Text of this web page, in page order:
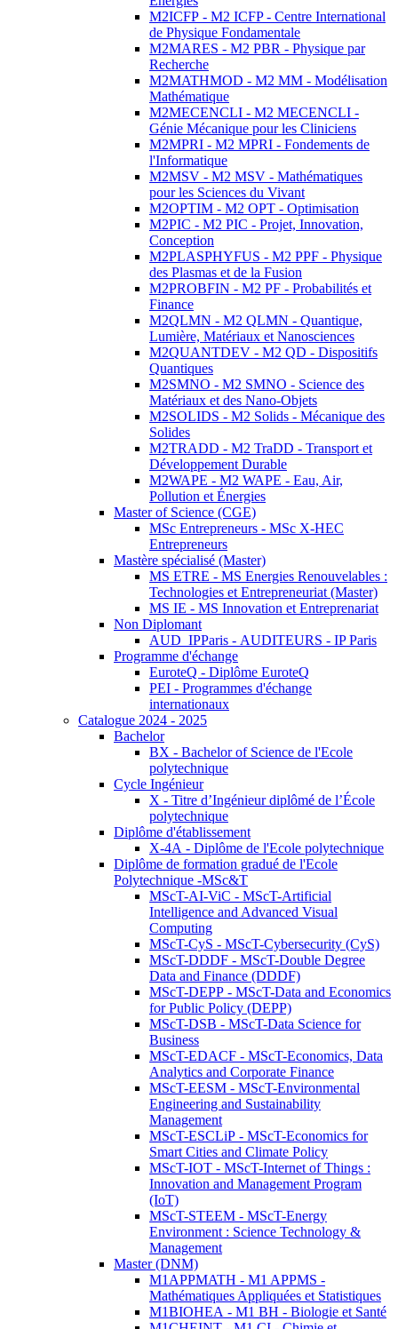
M2ICFP - M2 ICFP - Centre International
de Physique Fondamentale
M2MARES - M2 PBR - Physique par
Recherche
M2MATHMOD - M2 MM - Modélisation
Mathématique
M2MECENCLI - M2 MECENCLI -
Génie Mécanique pour les Cliniciens
M2MPRI - M2 MPRI - Fondements de
l'Informatique
M2MSV - M2 MSV - Mathématiques
pour les Sciences du Vivant
M2OPTIM - M2 OPT - Optimisation
M2PIC - M2 PIC - Projet, Innovation,
Conception
M2PLASPHYFUS - M2 PPF - Physique
des Plasmas et de la Fusion
M2PROBFIN - M2 PF - Probabilités et
Finance
M2QLMN - M2 QLMN - Quantique,
Lumière, Matériaux et Nanosciences
M2QUANTDEV - M2 QD - Dispositifs
Quantiques
M2SMNO - M2 SMNO - Science des
Matériaux et des Nano-Objets
M2SOLIDS - M2 Solids - Mécanique des
Solides
M2TRADD - M2 TraDD - Transport et
Développement Durable
M2WAPE - M2 WAPE - Eau, Air,
Pollution et Énergies
Master of Science (CGE)
MSc Entrepreneurs - MSc X-HEC
Entrepreneurs
Mastère spécialisé (Master)
MS ETRE - MS Energies Renouvelables :
Technologies et Entrepreneuriat (Master)
MS IE - MS Innovation et Entreprenariat
Non Diplomant
AUD_IPParis - AUDITEURS - IP Paris
Programme d'échange
EuroteQ - Diplôme EuroteQ
PEI - Programmes d'échange
internationaux
Catalogue 2024 - 2025
Bachelor
BX - Bachelor of Science de l'Ecole
polytechnique
Cycle Ingénieur
X - Titre d’Ingénieur diplômé de l’École
polytechnique
Diplôme d'établissement
X-4A - Diplôme de l'Ecole polytechnique
Diplôme de formation gradué de l'Ecole
Polytechnique -MSc&T
MScT-AI-ViC - MScT-Artificial
Intelligence and Advanced Visual
Computing
MScT-CyS - MScT-Cybersecurity (CyS)
MScT-DDDF - MScT-Double Degree
Data and Finance (DDDF)
MScT-DEPP - MScT-Data and Economics
for Public Policy (DEPP)
MScT-DSB - MScT-Data Science for
Business
MScT-EDACF - MScT-Economics, Data
Analytics and Corporate Finance
MScT-EESM - MScT-Environmental
Engineering and Sustainability
Management
MScT-ESCLiP - MScT-Economics for
Smart Cities and Climate Policy
MScT-IOT - MScT-Internet of Things :
Innovation and Management Program
(IoT)
MScT-STEEM - MScT-Energy
Environment : Science Technology &
Management
Master (DNM)
M1APPMATH - M1 APPMS -
Mathématiques Appliquées et Statistiques
M1BIOHEA - M1 BH - Biologie et Santé